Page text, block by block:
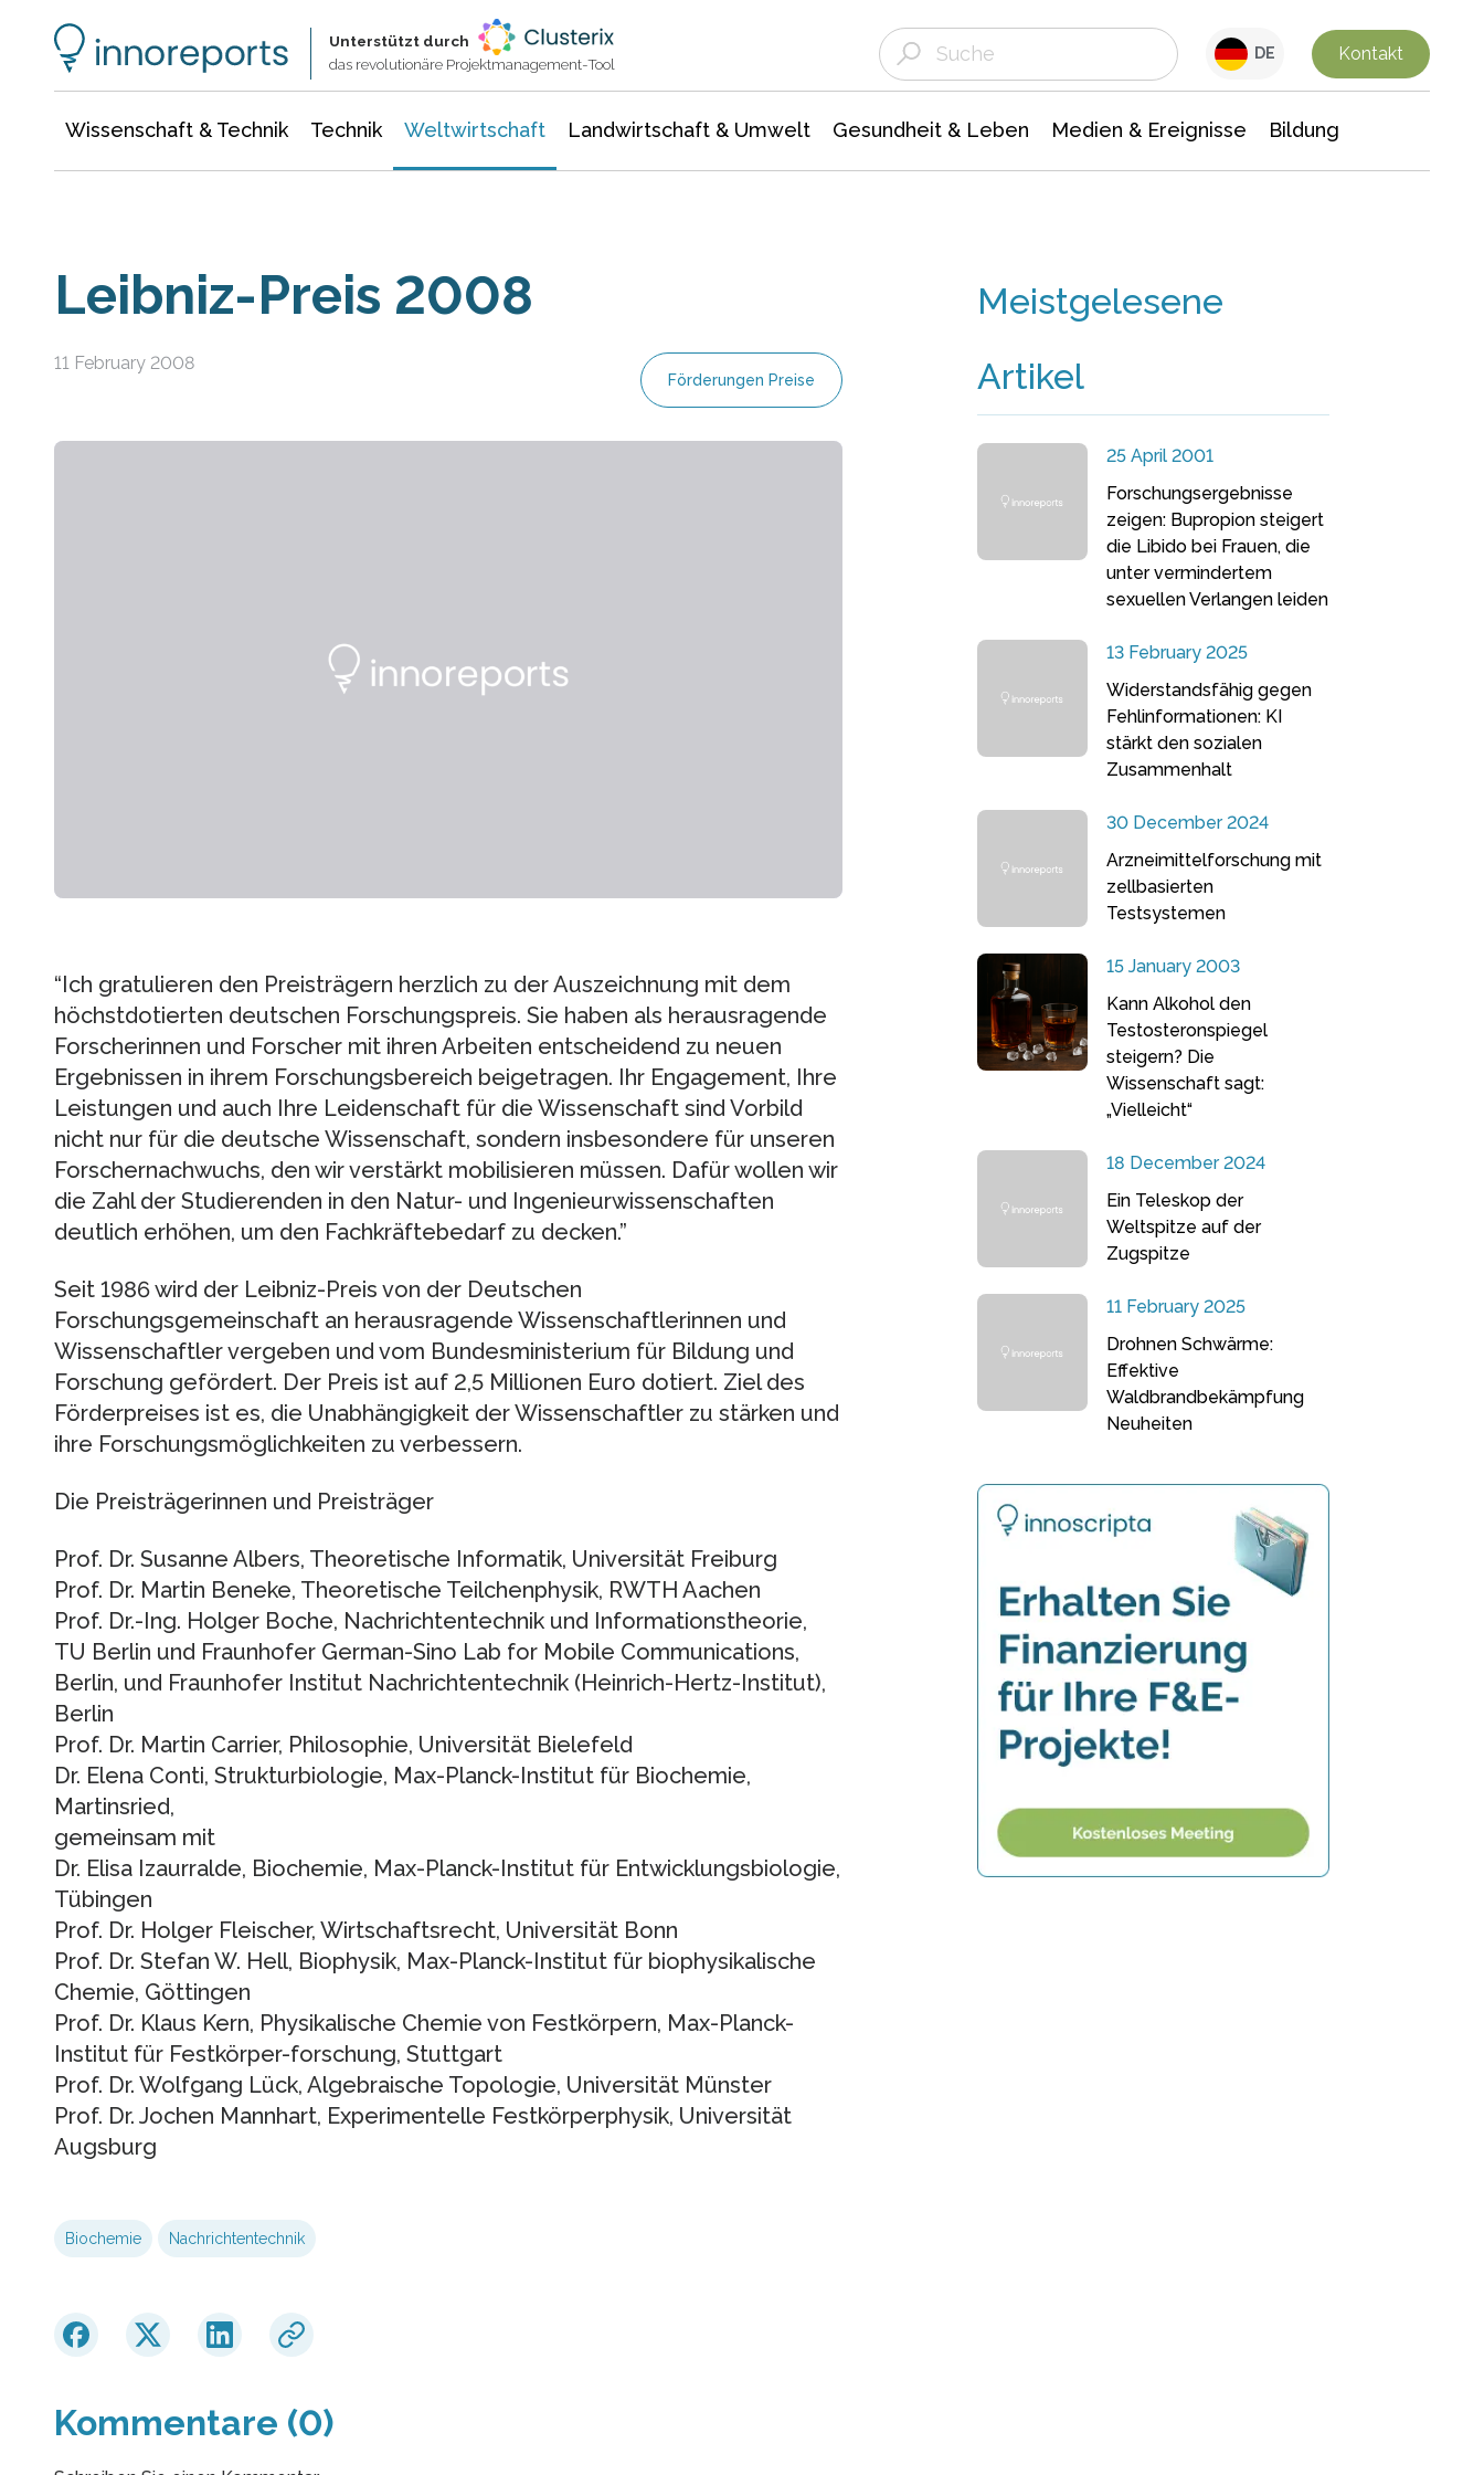
Unterstützt durch
das revolutionäre Projektmanagement-Tool
DE Kontakt
Wissenschaft & Technik Technik Weltwirtschaft Landwirtschaft & Umwelt Gesundheit & Leben Medien & Ereignisse Bildung
Leibniz-Preis 2008
11 February 2008
Förderungen Preise
“Ich gratulieren den Preisträgern herzlich zu der Auszeichnung mit dem
höchstdotierten deutschen Forschungspreis. Sie haben als herausragende
Forscherinnen und Forscher mit ihren Arbeiten entscheidend zu neuen
Ergebnissen in ihrem Forschungsbereich beigetragen. Ihr Engagement, Ihre
Leistungen und auch Ihre Leidenschaft für die Wissenschaft sind Vorbild
nicht nur für die deutsche Wissenschaft, sondern insbesondere für unseren
Forschernachwuchs, den wir verstärkt mobilisieren müssen. Dafür wollen wir
die Zahl der Studierenden in den Natur- und Ingenieurwissenschaften
deutlich erhöhen, um den Fachkräftebedarf zu decken.”
Seit 1986 wird der Leibniz-Preis von der Deutschen
Forschungsgemeinschaft an herausragende Wissenschaftlerinnen und
Wissenschaftler vergeben und vom Bundesministerium für Bildung und
Forschung gefördert. Der Preis ist auf 2,5 Millionen Euro dotiert. Ziel des
Förderpreises ist es, die Unabhängigkeit der Wissenschaftler zu stärken und
ihre Forschungsmöglichkeiten zu verbessern.
Die Preisträgerinnen und Preisträger
Prof. Dr. Susanne Albers, Theoretische Informatik, Universität Freiburg
Prof. Dr. Martin Beneke, Theoretische Teilchenphysik, RWTH Aachen
Prof. Dr.-Ing. Holger Boche, Nachrichtentechnik und Informationstheorie,
TU Berlin und Fraunhofer German-Sino Lab for Mobile Communications,
Berlin, und Fraunhofer Institut Nachrichtentechnik (Heinrich-Hertz-Institut),
Berlin
Prof. Dr. Martin Carrier, Philosophie, Universität Bielefeld
Dr. Elena Conti, Strukturbiologie, Max-Planck-Institut für Biochemie,
Martinsried,
gemeinsam mit
Dr. Elisa Izaurralde, Biochemie, Max-Planck-Institut für Entwicklungsbiologie,
Tübingen
Prof. Dr. Holger Fleischer, Wirtschaftsrecht, Universität Bonn
Prof. Dr. Stefan W. Hell, Biophysik, Max-Planck-Institut für biophysikalische
Chemie, Göttingen
Prof. Dr. Klaus Kern, Physikalische Chemie von Festkörpern, Max-Planck-
Institut für Festkörper-forschung, Stuttgart
Prof. Dr. Wolfgang Lück, Algebraische Topologie, Universität Münster
Prof. Dr. Jochen Mannhart, Experimentelle Festkörperphysik, Universität
Augsburg
Biochemie Nachrichtentechnik
Kommentare (0)
Meistgelesene
Artikel
25 April 2001
Forschungsergebnisse
zeigen: Bupropion steigert
die Libido bei Frauen, die
unter vermindertem
sexuellen Verlangen leiden
13 February 2025
Widerstandsfähig gegen
Fehlinformationen: KI
stärkt den sozialen
Zusammenhalt
30 December 2024
Arzneimittelforschung mit
zellbasierten
Testsystemen
15 January 2003
Kann Alkohol den
Testosteronspiegel
steigern? Die
Wissenschaft sagt:
„Vielleicht“
18 December 2024
Ein Teleskop der
Weltspitze auf der
Zugspitze
11 February 2025
Drohnen Schwärme:
Effektive
Waldbrandbekämpfung
Neuheiten